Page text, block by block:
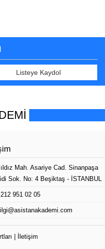
Listeye Kaydol
Mah. Asariye Cad. Sinanpaşa
Sok. No: 4 Beşiktaş - İSTANBUL
951 02 05
İletişim